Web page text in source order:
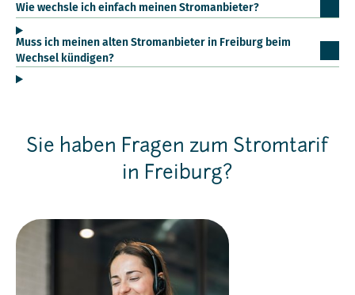
Wie wechsle ich einfach meinen Stromanbieter?
Muss ich meinen alten Stromanbieter in Freiburg beim
Wechsel kündigen?
Sie haben Fragen zum Stromtarif
in Freiburg?